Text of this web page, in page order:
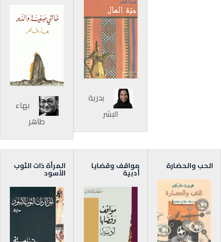
بدرية
البشر
بهاء
طاهر
الحب والحضارة مواقف وقضايا
أدبية
المرأة ذات الثوب
الأسود